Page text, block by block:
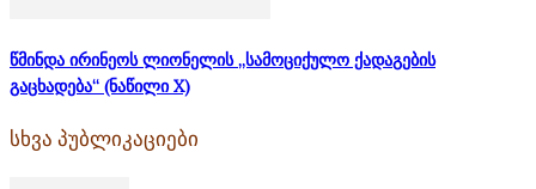
წმინდა ირინეოს ლიონელის „სამოციქულო ქადაგების
გაცხადება“ (ნაწილი X)
სხვა პუბლიკაციები